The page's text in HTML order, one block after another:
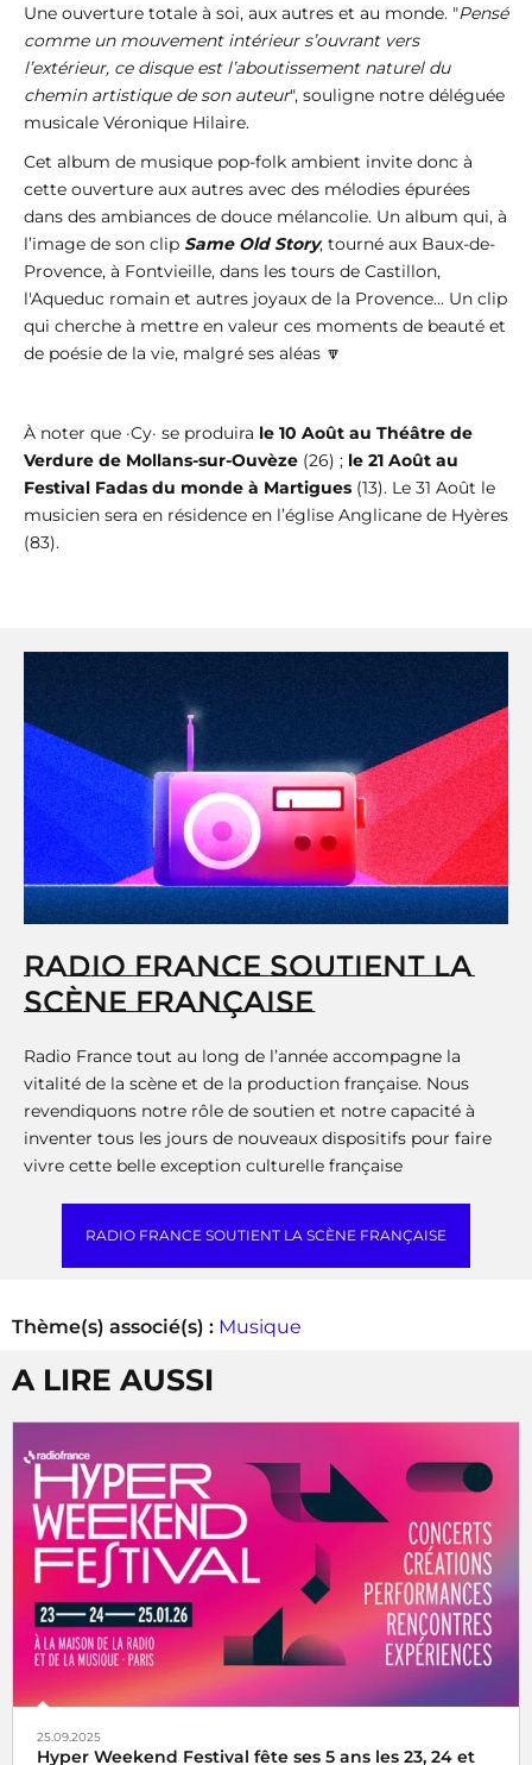
Une ouverture totale à soi, aux autres et au monde. "Pensé
comme un mouvement intérieur s’ouvrant vers
l’extérieur, ce disque est l’aboutissement naturel du
chemin artistique de son auteur", souligne notre déléguée
musicale Véronique Hilaire.
Cet album de musique pop-folk ambient invite donc à
cette ouverture aux autres avec des mélodies épurées
dans des ambiances de douce mélancolie. Un album qui, à
l’image de son clip Same Old Story, tourné aux Baux-de-
Provence, à Fontvieille, dans les tours de Castillon,
l'Aqueduc romain et autres joyaux de la Provence... Un clip
qui cherche à mettre en valeur ces moments de beauté et
de poésie de la vie, malgré ses aléas 🔽
À noter que ·Cy· se produira le 10 Août au Théâtre de
Verdure de Mollans-sur-Ouvèze (26) ; le 21 Août au
Festival Fadas du monde à Martigues (13). Le 31 Août le
musicien sera en résidence en l’église Anglicane de Hyères
(83).
RADIO FRANCE SOUTIENT LA
SCÈNE FRANÇAISE
Radio France tout au long de l’année accompagne la
vitalité de la scène et de la production française. Nous
revendiquons notre rôle de soutien et notre capacité à
inventer tous les jours de nouveaux dispositifs pour faire
vivre cette belle exception culturelle française
RADIO FRANCE SOUTIENT LA SCÈNE FRANÇAISE
Thème(s) associé(s) : Musique
A LIRE AUSSI
25.09.2025
Hyper Weekend Festival fête ses 5 ans les 23, 24 et